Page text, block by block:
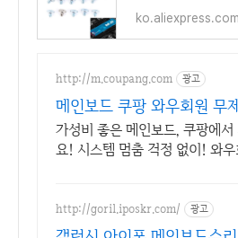
ko.aliexpress.com
http://m.coupang.com 광고
메인보드 쿠팡 와우회원 무
가성비 좋은 메인보드, 쿠팡에
요! 시스템 멈춤 걱정 없이! 와
http://goril.iposkr.com/ 광고